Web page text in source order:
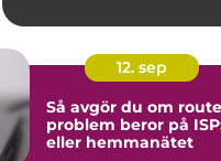
12. sep
Så avgör du om
problem beror på
eller hemmanätet